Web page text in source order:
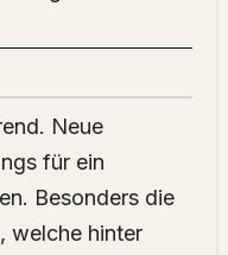
Neue
für ein
Besonders die
, welche hinter